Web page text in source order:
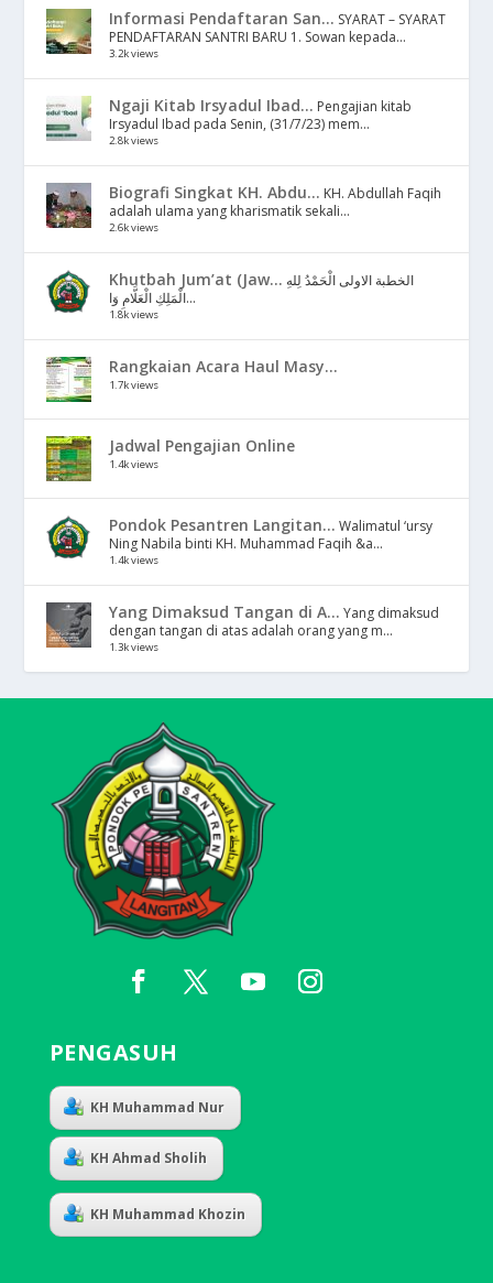
Informasi Pendaftaran San... SYARAT – SYARAT
PENDAFTARAN SANTRI BARU 1. Sowan kepada...
3.2k views
Ngaji Kitab Irsyadul Ibad... Pengajian kitab
Irsyadul Ibad pada Senin, (31/7/23) mem...
2.8k views
Biografi Singkat KH. Abdu... KH. Abdullah Faqih
adalah ulama yang kharismatik sekali...
2.6k views
Khutbah Jum’at (Jaw... الخطبة الاولى الْحَمْدُ لِلهِ
الْمَلِكِ الْعَلَّامِ وَا...
1.8k views
Rangkaian Acara Haul Masy...
1.7k views
Jadwal Pengajian Online
1.4k views
Pondok Pesantren Langitan... Walimatul ‘ursy
Ning Nabila binti KH. Muhammad Faqih &a...
1.4k views
Yang Dimaksud Tangan di A... Yang dimaksud
dengan tangan di atas adalah orang yang m...
1.3k views
PENGASUH
KH Muhammad Nur
KH Ahmad Sholih
KH Muhammad Khozin